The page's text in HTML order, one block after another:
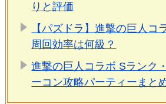
りと評価
【パズドラ】進撃の巨人コ
周回効率は何級？
進撃の巨人コラボ Sランク
ーコン攻略パーティーまと